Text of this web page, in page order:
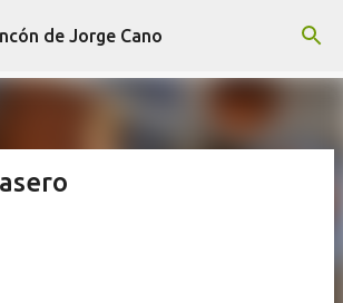
Ir al contenido principal
de Jorge Cano